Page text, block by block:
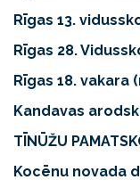
Rīgas 13.
Rīgas 28.
Rīgas 18. vakara
Kandavas
TĪNŪŽU
Kocēnu novada